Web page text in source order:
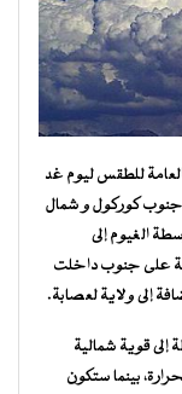
العامة للطقس ليوم غد
جنوب كوركول و شمال
الغيوم إلى
على جنوب داخلت
إلى ولاية لعصابة.
قوية شمالية
بينما ستكون